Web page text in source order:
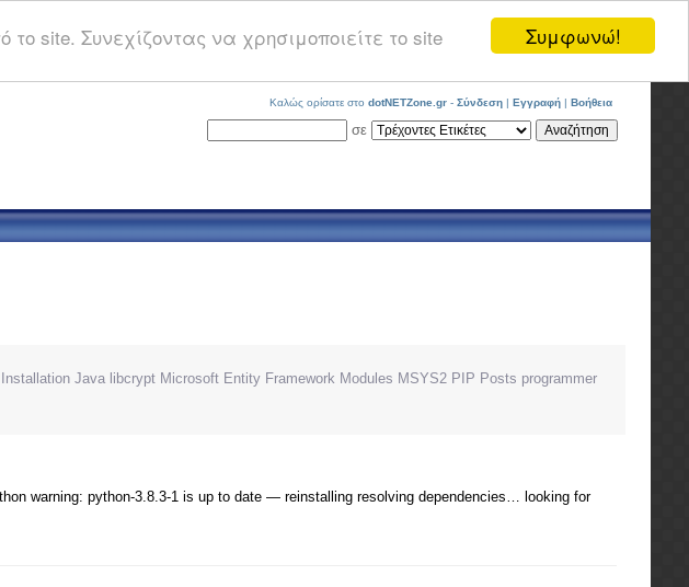
Συμφωνώ!
site. Συνεχίζοντας να χρησιμοποιείτε το site
Καλώς ορίσατε στο dotNETZone.gr - Σύνδεση | Εγγραφή | Βοήθεια
σε
Installation Java libcrypt Microsoft Entity Framework Modules MSYS2 PIP Posts programmer
warning: python-3.8.3-1 is up to date — reinstalling resolving dependencies… looking for